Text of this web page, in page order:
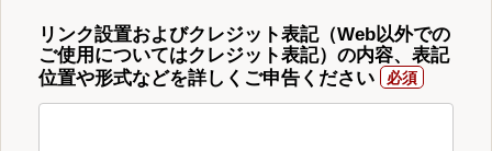
リンク設置およびクレジット表記（Web以外での
ご使用についてはクレジット表記）の内容、表記
位置や形式などを詳しくご申告ください